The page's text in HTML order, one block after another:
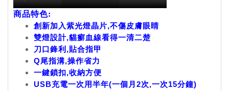
商品特色:
創新加入紫光燈晶片,不傷皮膚眼睛
雙燈設計,貓癬血線看得一清二楚
刀口鋒利,貼合指甲
Q尾指溝,操作省力
一鍵鎖扣,收納方便
USB充電一次用半年(一個月2次,一次15分鐘)